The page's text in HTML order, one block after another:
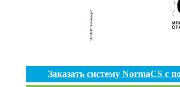
Заказать систему NormaCS с